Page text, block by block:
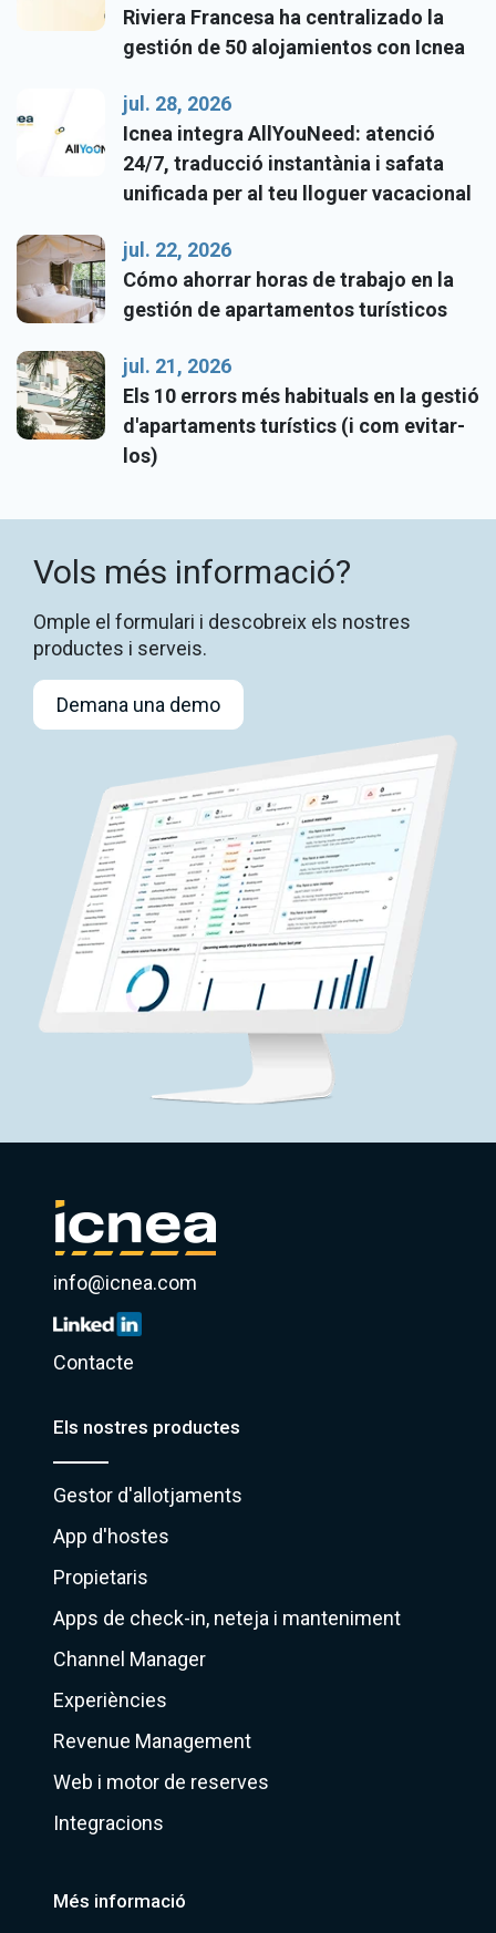
Riviera Francesa ha centralizado la
gestión de 50 alojamientos con Icnea
jul. 28, 2026
Icnea integra AllYouNeed: atenció
24/7, traducció instantània i safata
unificada per al teu lloguer vacacional
jul. 22, 2026
Cómo ahorrar horas de trabajo en la
gestión de apartamentos turísticos
jul. 21, 2026
Els 10 errors més habituals en la gestió
d'apartaments turístics (i com evitar-
los)
Vols més informació?
Omple el formulari i descobreix els nostres
productes i serveis.
Demana una demo
info@icnea.com
Contacte
Els nostres productes
Gestor d'allotjaments
App d'hostes
Propietaris
Apps de check-in, neteja i manteniment
Channel Manager
Experiències
Revenue Management
Web i motor de reserves
Integracions
Més informació